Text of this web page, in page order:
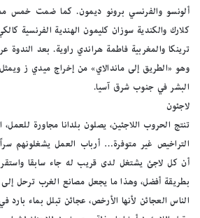
ألونسو والفرنسي برونو ديمون. كما ضمت خمس
كلارك والكندية سوزان كليمون الهندية الفرنسية
ترينكا والمغربية فاطمة هراندي راوية. بعد الندوة
وهو «الطريق إلى ماندالاي» من إخراج ميدي ز ويمثل
البشر في جنوب شرق آسيا.
لاجئون
تنتج الحروب اللاجئين، يصلون بلدانا مجاورة
التراخيص غير متوفرة… أرباب العمل يشغلونهم
أن كل لاجئ يشتغل لدى قريب له جاء سابقا
بطريقة أفضل، وهذا ما يجعل مصانع الغرب ترحل
الناس العجائن لأنها الأرخص، عجائن تبلل بماء